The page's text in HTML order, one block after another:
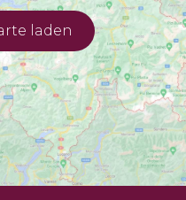
laden